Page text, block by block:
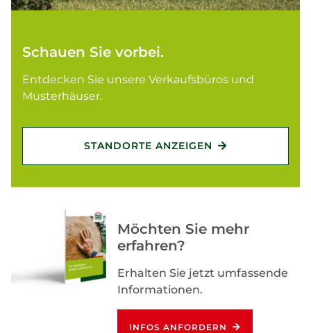
Schauen Sie vorbei.
Entdecken Sie unsere Verkaufsbüros und
Musterhäuser.
STANDORTE ANZEIGEN
Möchten Sie mehr
erfahren?
Erhalten Sie jetzt umfassende
Informationen.
INFOS ANFORDERN